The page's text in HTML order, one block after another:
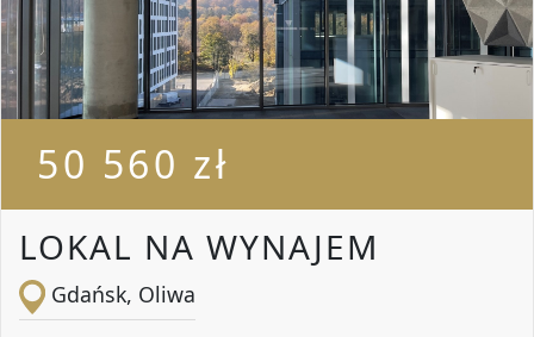
50 560 zł
LOKAL NA WYNAJEM
Gdańsk, Oliwa